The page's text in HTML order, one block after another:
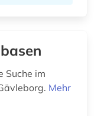
Suche im
des Arkivs Gävleborg. Mehr